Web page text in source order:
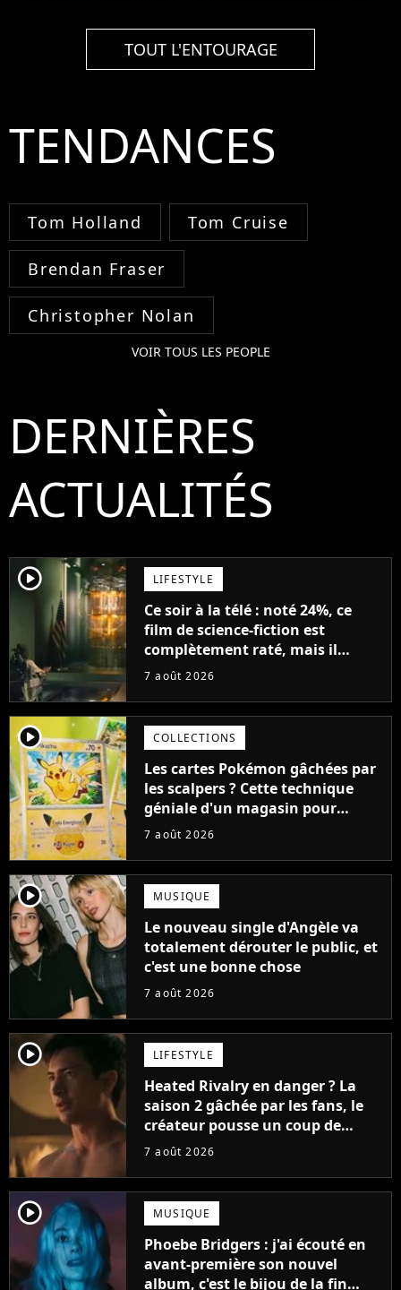
TOUT L'ENTOURAGE
TENDANCES
Tom Holland Tom Cruise
Brendan Fraser
Christopher Nolan
VOIR TOUS LES PEOPLE
DERNIÈRES
ACTUALITÉS
player2 LIFESTYLE
Ce soir à la télé : noté 24%, ce
film de science-fiction est
complètement raté, mais il
aurait pu être encore pire à
7 août 2026
player2 COLLECTIONS
Les cartes Pokémon gâchées par
les scalpers ? Cette technique
géniale d'un magasin pour
ruiner les revendeurs
7 août 2026
player2 MUSIQUE
Le nouveau single d'Angèle va
totalement dérouter le public, et
c'est une bonne chose
7 août 2026
player2 LIFESTYLE
Heated Rivalry en danger ? La
saison 2 gâchée par les fans, le
créateur pousse un coup de
gueule
7 août 2026
player2 MUSIQUE
Phoebe Bridgers : j'ai écouté en
avant-première son nouvel
album, c'est le bijou de la fin